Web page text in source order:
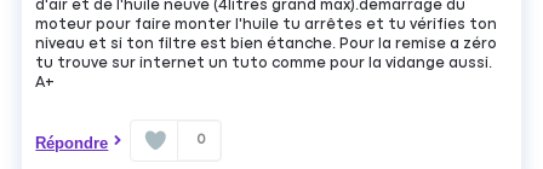
d'air et de l'huile neuve (4litres grand max).démarrage du
moteur pour faire monter l'huile tu arrêtes et tu vérifies ton
niveau et si ton filtre est bien étanche. Pour la remise a zéro
tu trouve sur internet un tuto comme pour la vidange aussi.
A+
Répondre 0